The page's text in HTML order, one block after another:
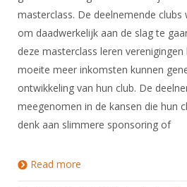
masterclass. De deelnemende
om daadwerkelijk aan de slag te
deze masterclass leren
moeite meer inkomsten kunnen
ontwikkeling van hun club. De
meegenomen in de kansen die hun
denk aan slimmere sponsoring of
Read more